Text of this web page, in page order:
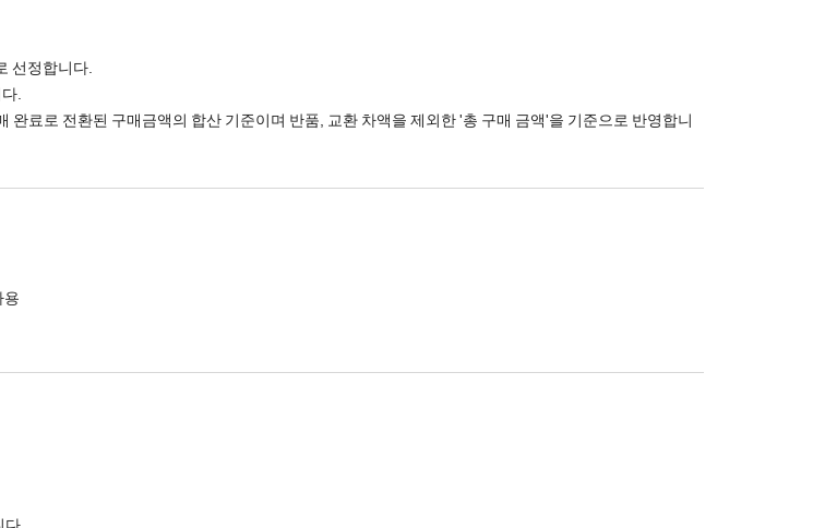
선정합니다.
.
료로 전환된 구매금액의 합산 기준이며 반품, 교환 차액을 제외한 '총 구매 금액'을 기준으로 반영합니
용